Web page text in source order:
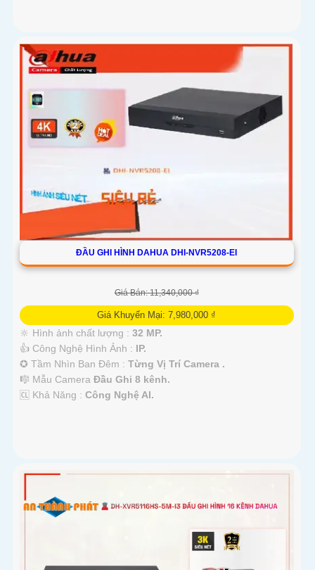
ĐẦU GHI HÌNH DAHUA DHI-NVR5208-EI
Giá Bán: 11,340,000 ₫
Giá Khuyến Mại: 7,980,000 ₫
🔆 Hình ảnh chất lượng : 32 MP.
👍 Công Nghệ Hình Ảnh : IP.
✪ Tầm Nhìn Ban Đêm : Từng Vị Trí Camera .
🎼️ Mẫu Camera Đầu Ghi 8 kênh.
️🆑 Khả Năng : Công Nghệ AI.